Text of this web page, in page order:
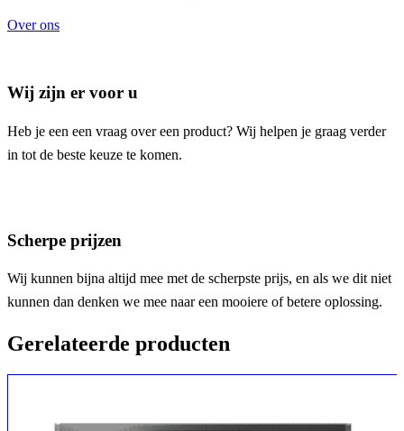
Over ons
Wij zijn er voor u
Heb je een een vraag over een product? Wij helpen je graag verder
in tot de beste keuze te komen.
Scherpe prijzen
Wij kunnen bijna altijd mee met de scherpste prijs, en als we dit niet
kunnen dan denken we mee naar een mooiere of betere oplossing.
Gerelateerde producten